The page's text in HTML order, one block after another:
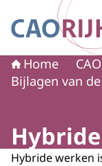
Naar de
Home
Bijlagen van
Hybride werken